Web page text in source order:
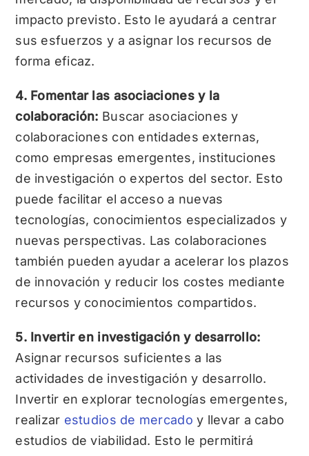
impacto previsto. Esto le ayudará a centrar
sus esfuerzos y a asignar los recursos de
forma eficaz.
4. Fomentar las asociaciones y la
colaboración: Buscar asociaciones y
colaboraciones con entidades externas,
como empresas emergentes, instituciones
de investigación o expertos del sector. Esto
puede facilitar el acceso a nuevas
tecnologías, conocimientos especializados y
nuevas perspectivas. Las colaboraciones
también pueden ayudar a acelerar los plazos
de innovación y reducir los costes mediante
recursos y conocimientos compartidos.
5. Invertir en investigación y desarrollo:
Asignar recursos suficientes a las
actividades de investigación y desarrollo.
Invertir en explorar tecnologías emergentes,
realizar estudios de mercado y llevar a cabo
estudios de viabilidad. Esto le permitirá